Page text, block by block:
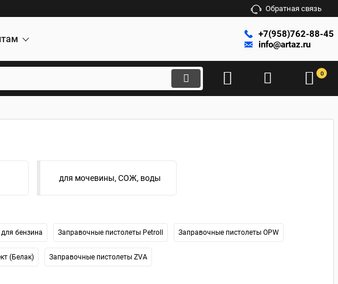
Обратная связь
+7(958)762-88-45
info@artaz.ru
0
для мочевины, СОЖ, воды
бензина Заправочные пистолеты Petroll Заправочные пистолеты OPW
(Белак) Заправочные пистолеты ZVA